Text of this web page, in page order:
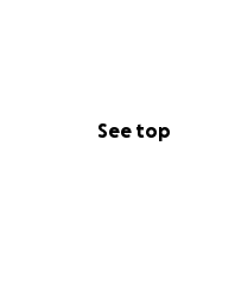
See top